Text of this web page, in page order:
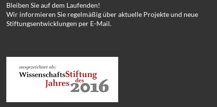
Bleiben Sie auf dem Laufenden!
Wir informieren Sie regelmäßig über aktuelle Projekte und neue
Stiftungsentwicklungen per E-Mail.